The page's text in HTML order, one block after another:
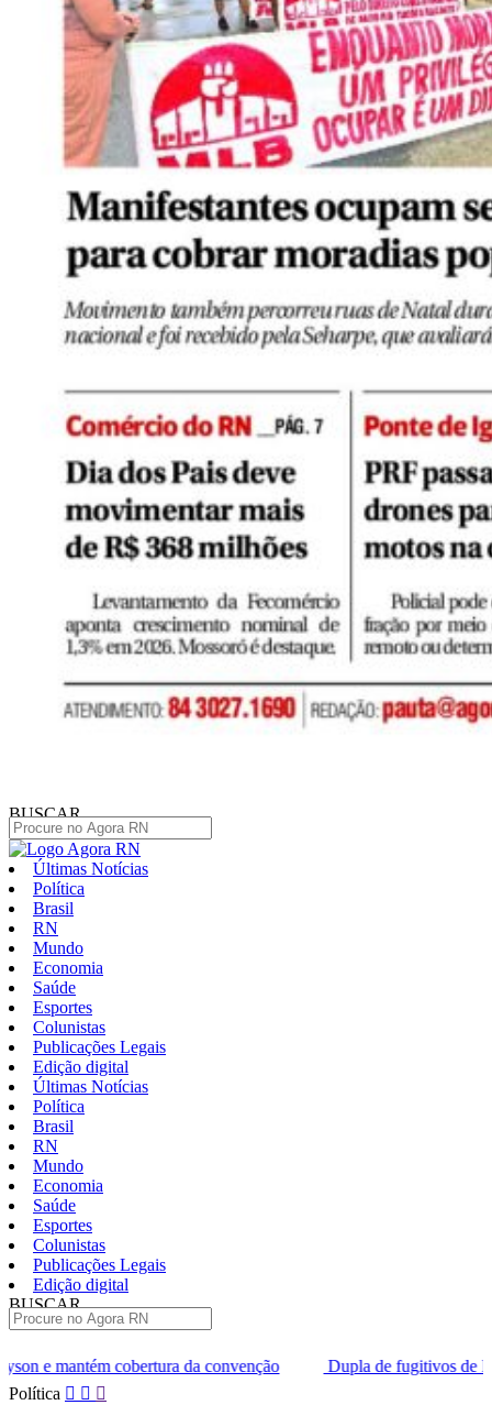
BUSCAR
Últimas Notícias
Política
Brasil
RN
Mundo
Economia
Saúde
Esportes
Colunistas
Publicações Legais
Edição digital
Últimas Notícias
Política
Brasil
RN
Mundo
Economia
Saúde
Esportes
Colunistas
Publicações Legais
Edição digital
BUSCAR
da convenção
Dupla de fugitivos de Mossoró é condenada
Pular
Política